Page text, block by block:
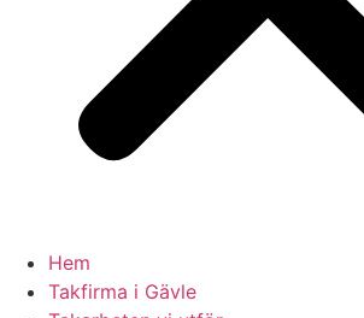
Hem
Takfirma i Gävle